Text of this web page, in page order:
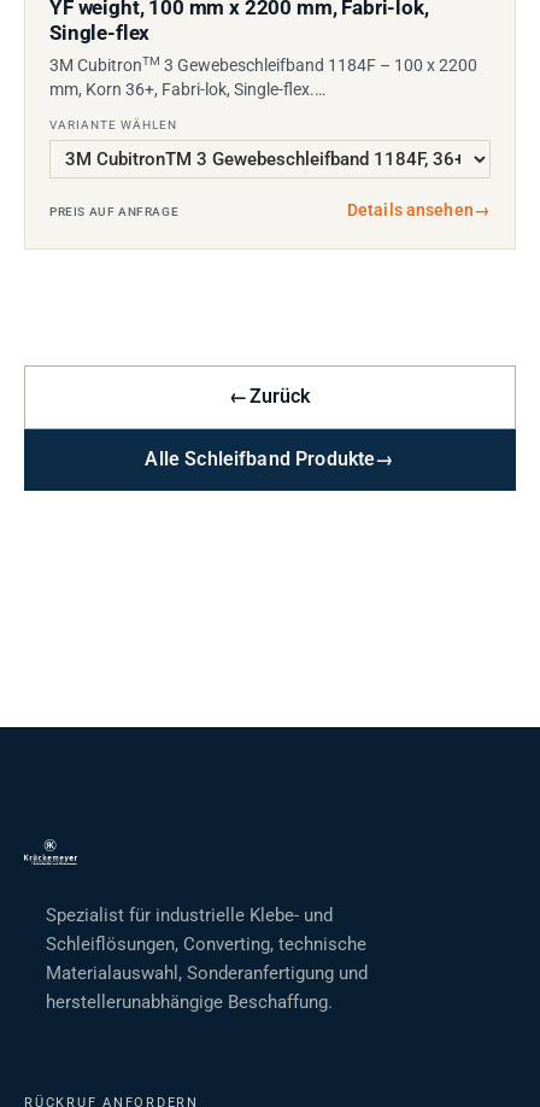
YF weight, 100 mm x 2200 mm, Fabri-lok,
Single-flex
3M CubitronTM 3 Gewebeschleifband 1184F – 100 x 2200
mm, Korn 36+, Fabri-lok, Single-flex.…
VARIANTE WÄHLEN
PREIS AUF ANFRAGE Details ansehen→
←Zurück
Alle Schleifband Produkte→
Spezialist für industrielle Klebe- und
Schleiflösungen, Converting, technische
Materialauswahl, Sonderanfertigung und
herstellerunabhängige Beschaffung.
RÜCKRUF ANFORDERN